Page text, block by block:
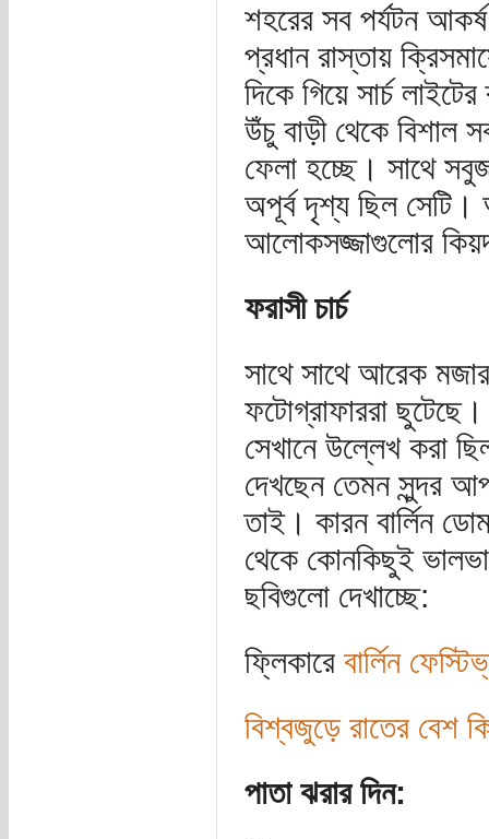
শহরের সব পর্যটন
প্রধান রাস্তায়
দিকে গিয়ে সার্চ
উঁচু বাড়ী থেকে বিশাল
ফেলা হচ্ছে। সাথে
অপূর্ব দৃশ্য ছিল সেটি।
আলোকসজ্জাগুলোর
ফরাসী চার্চ
সাথে সাথে আরেক
ফটোগ্রাফাররা
সেখানে উল্লেখ করা
দেখছেন তেমন সুন্দর
তাই। কারন বার্লিন
থেকে কোনকিছুই
ছবিগুলো দেখাচ্ছে:
ফ্লিকারে বার্লিন
বিশ্বজুড়ে রাতের বেশ
পাতা ঝরার দিন: